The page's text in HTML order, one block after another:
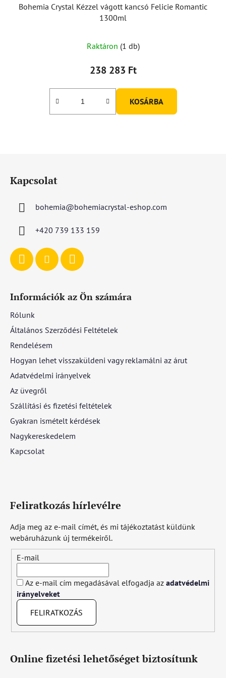
Bohemia Crystal Kézzel vágott kancsó Felicie Romantic
1300ml
Raktáron (1 db)
238 283 Ft
KOSÁRBA
Kapcsolat
bohemia@bohemiacrystal-eshop.com
+420 739 133 159
Információk az Ön számára
Rólunk
Általános Szerződési Feltételek
Rendelésem
Hogyan lehet visszaküldeni vagy reklamálni az árut
Adatvédelmi irányelvek
Az üvegről
Szállítási és fizetési feltételek
Gyakran ismételt kérdések
Nagykereskedelem
Kapcsolat
Feliratkozás hírlevélre
Adja meg az e-mail címét, és mi tájékoztatást küldünk
webáruházunk új termékeiről.
E-mail
Az e-mail cím megadásával elfogadja az adatvédelmi
irányelveket
FELIRATKOZÁS
Online fizetési lehetőséget biztosítunk